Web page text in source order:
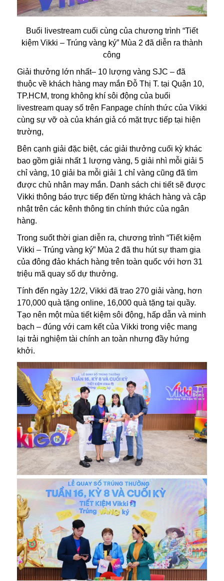
Buổi livestream cuối cùng của chương trình “Tiết
kiệm Vikki – Trúng vàng ký” Mùa 2 đã diễn ra thành
công
Giải thưởng lớn nhất– 10 lượng vàng SJC – đã
thuộc về khách hàng may mắn Đỗ Thị T. tại Quận 10,
TP.HCM, trong không khí sôi động của buổi
livestream quay số trên Fanpage chính thức của Vikki
cùng sự vỡ oà của khán giả có mặt trực tiếp tại hiện
trường,
Bên cạnh giải đặc biệt, các giải thưởng cuối kỳ khác
bao gồm giải nhất 1 lượng vàng, 5 giải nhì mỗi giải 5
chỉ vàng, 10 giải ba mỗi giải 1 chỉ vàng cũng đã tìm
được chủ nhân may mắn. Danh sách chi tiết sẽ được
Vikki thông báo trực tiếp đến từng khách hàng và cập
nhật trên các kênh thông tin chính thức của ngân
hàng.
Trong suốt thời gian diễn ra, chương trình “Tiết kiệm
Vikki – Trúng vàng ký” Mùa 2 đã thu hút sự tham gia
của đông đảo khách hàng trên toàn quốc với hơn 31
triệu mã quay số dự thưởng.
Tính đến ngày 12/2, Vikki đã trao 270 giải vàng, hơn
170,000 quà tặng online, 16,000 quà tặng tại quầy.
Tạo nên một mùa tiết kiệm sôi động, hấp dẫn và minh
bạch – đúng với cam kết của Vikki trong việc mang
lại trải nghiệm tài chính an toàn nhưng đầy hứng
khởi.